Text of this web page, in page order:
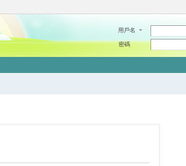
用戶名
密碼